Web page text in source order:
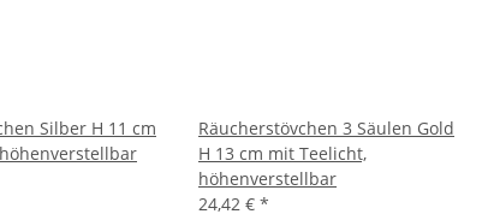
Silber H 11 cm
Räucherstövchen 3 Säulen Gold
H 13 cm mit Teelicht,
höhenverstellbar
24,42 € *